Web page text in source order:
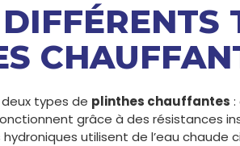
types de plinthes chauffantes :
grâce à des résistances
utilisent de l’eau chaude